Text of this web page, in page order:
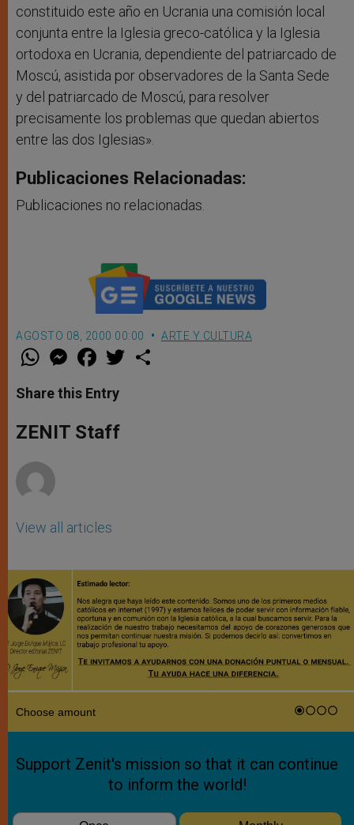
constituido este año en Ucrania una comisión local
conjunta entre la Iglesia greco-católica y la Iglesia
ortodoxa en Ucrania, dependiente del patriarcado de
Moscú, asistida por observadores de la Santa Sede
y del patriarcado de Moscú, para resolver
precisamente los problemas que quedan abiertos
entre las dos Iglesias».
Publicaciones Relacionadas:
Publicaciones no relacionadas.
AGOSTO 08, 2000 00:00 ARTE Y CULTURA
W
t
s
p
p
M
e
s
e
g
e
F
a
e
b
o
k
w
Share this Entry
ZENIT Staff
View all articles